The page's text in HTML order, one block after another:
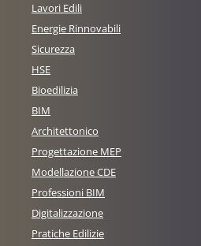
Lavori Edili
Energie Rinnovabili
Sicurezza
HSE
Bioedilizia
BIM
Architettonico
Progettazione MEP
Modellazione CDE
Professioni BIM
Digitalizzazione
Pratiche Edilizie